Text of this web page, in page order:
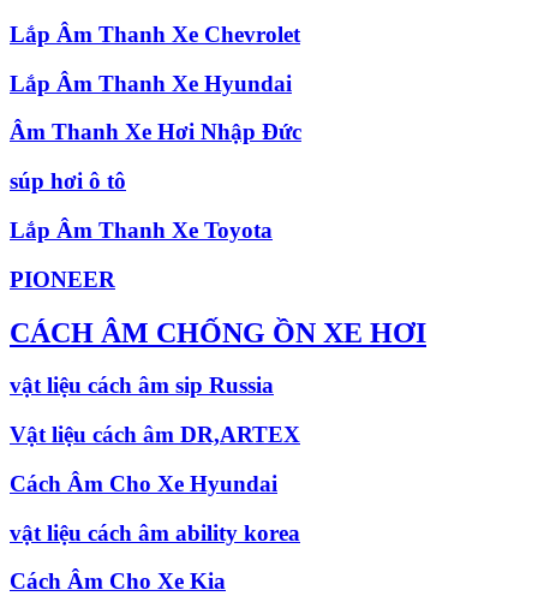
Lắp Âm Thanh Xe Chevrolet
Lắp Âm Thanh Xe Hyundai
Âm Thanh Xe Hơi Nhập Đức
súp hơi ô tô
Lắp Âm Thanh Xe Toyota
PIONEER
CÁCH ÂM CHỐNG ỒN XE HƠI
vật liệu cách âm sip Russia
Vật liệu cách âm DR,ARTEX
Cách Âm Cho Xe Hyundai
vật liệu cách âm ability korea
Cách Âm Cho Xe Kia